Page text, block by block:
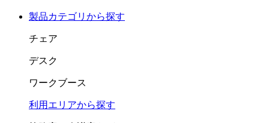
製品カテゴリから探す
チェア
デスク
ワークブース
利用エリアから探す